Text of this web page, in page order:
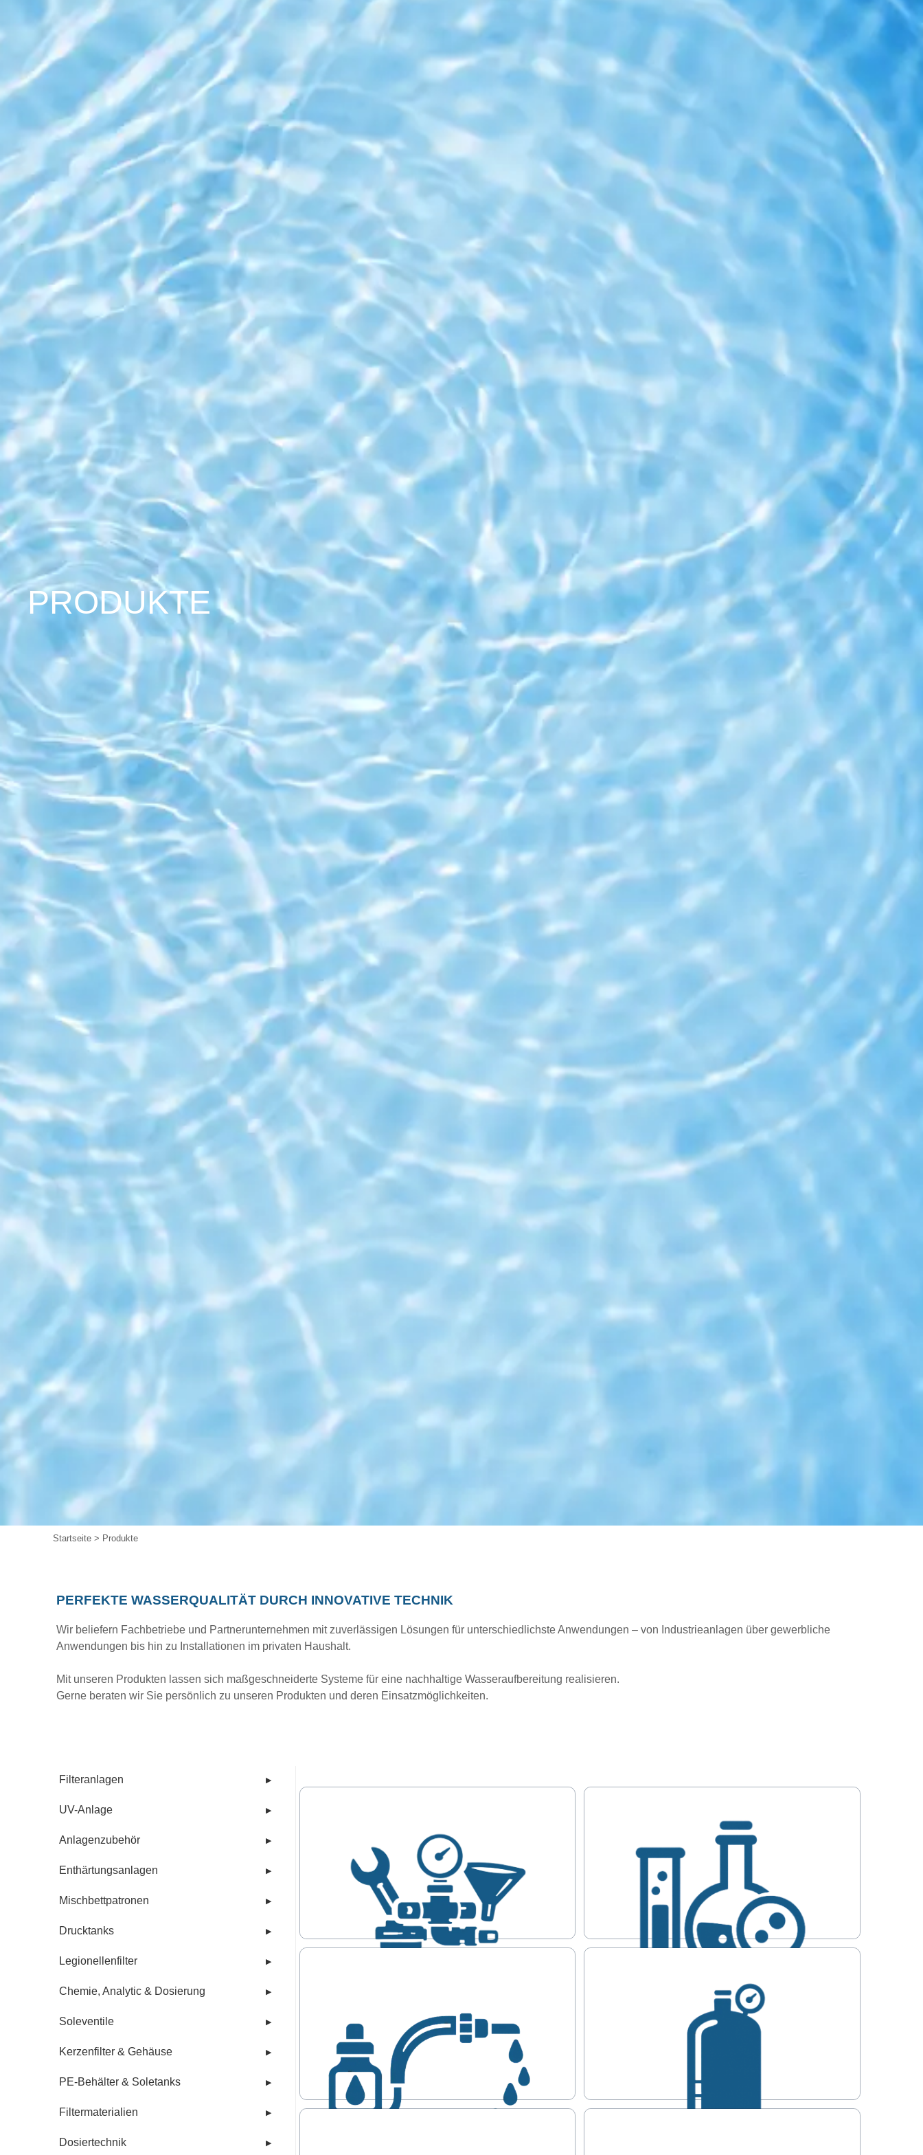
PRODUKTE
Startseite > Produkte
PERFEKTE WASSERQUALITÄT DURCH INNOVATIVE TECHNIK
Wir beliefern Fachbetriebe und Partnerunternehmen mit zuverlässigen Lösungen für unterschiedlichste Anwendungen – von Industrieanlagen über gewerbliche
Anwendungen bis hin zu Installationen im privaten Haushalt.
Mit unseren Produkten lassen sich maßgeschneiderte Systeme für eine nachhaltige Wasseraufbereitung realisieren.
Gerne beraten wir Sie persönlich zu unseren Produkten und deren Einsatzmöglichkeiten.
Filteranlagen ▶
UV-Anlage ▶
Anlagenzubehör ▶
Enthärtungsanlagen ▶
Mischbettpatronen ▶
Drucktanks ▶
Legionellenfilter ▶
Chemie, Analytic & Dosierung ▶
Soleventile ▶
Kerzenfilter & Gehäuse ▶
PE-Behälter & Soletanks ▶
Filtermaterialien ▶
Dosiertechnik ▶
Anlagenzubehör